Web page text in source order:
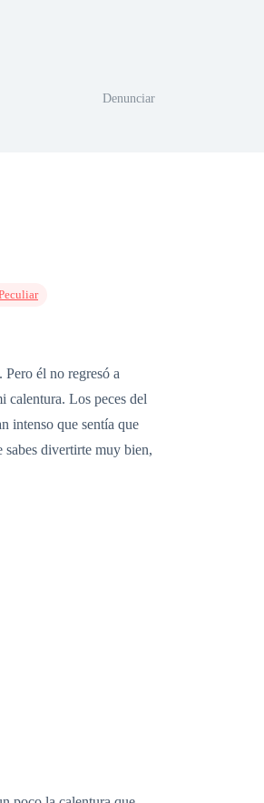
Denunciar
él no regresó a
calentura. Los peces del
intenso que sentía que
divertirte muy bien,